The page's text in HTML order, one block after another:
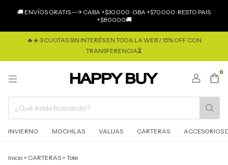
🚚 ENVÍOS GRATIS ---> CABA +$30.000 · GBA +$70.000 · RESTO PAIS
+$80000🚚
🔥☀️ 3 CUOTAS SIN INTERÉS EN TODA LA WEB / 15% OFF CON
TRANSFERENCIA⏳
0
INVIERNO MOCHILAS VALIJAS CARTERAS ACCESORIOS
Inicio > CARTERAS > Tote